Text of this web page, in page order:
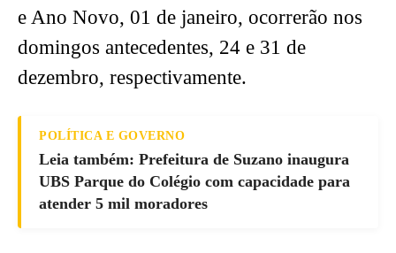
e Ano Novo, 01 de janeiro, ocorrerão nos
domingos antecedentes, 24 e 31 de
dezembro, respectivamente.
POLÍTICA E GOVERNO
Leia também: Prefeitura de Suzano inaugura
UBS Parque do Colégio com capacidade para
atender 5 mil moradores